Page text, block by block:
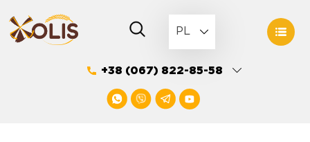
to
content
PL
+38 (067) 822-85-58